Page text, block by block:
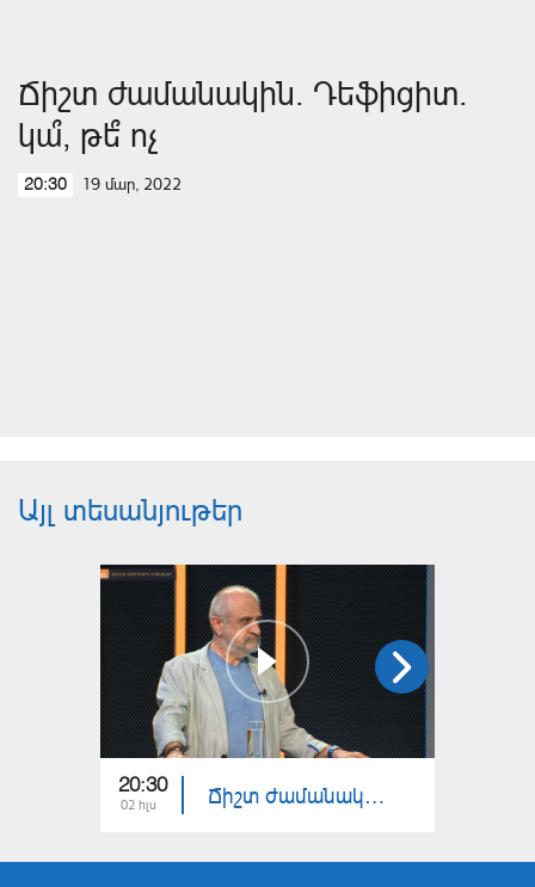
Ճիշտ ժամանակին. Դեֆիցիտ.
կա՞, թե՞ ոչ
20:30 19 մար, 2022
Այլ տեսանյութեր
20:30
02 հլս Ճիշտ ժամանակին. Առանց կոչումների արտիստներ